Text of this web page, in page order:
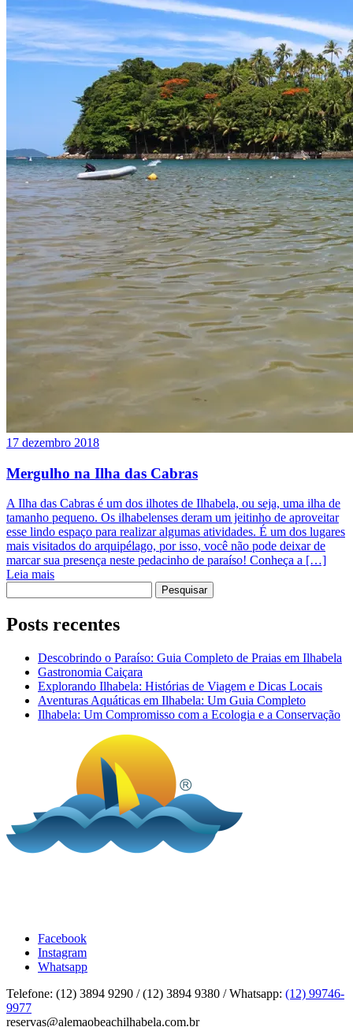
17 dezembro 2018
Mergulho na Ilha das Cabras
A Ilha das Cabras é um dos ilhotes de Ilhabela, ou seja, uma ilha de
tamanho pequeno. Os ilhabelenses deram um jeitinho de aproveitar
esse lindo espaço para realizar algumas atividades. É um dos lugares
mais visitados do arquipélago, por isso, você não pode deixar de
marcar sua presença neste pedacinho de paraíso! Conheça a […]
Leia mais
por:
Posts recentes
Descobrindo o Paraíso: Guia Completo de Praias em Ilhabela
Gastronomia Caiçara
Explorando Ilhabela: Histórias de Viagem e Dicas Locais
Aventuras Aquáticas em Ilhabela: Um Guia Completo
Ilhabela: Um Compromisso com a Ecologia e a Conservação
Facebook
Instagram
Whatsapp
Telefone: (12) 3894 9290 / (12) 3894 9380 / Whatsapp: (12) 99746-
9977
reservas@alemaobeachilhabela.com.br